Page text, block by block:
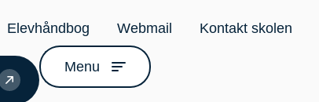
Elevhåndbog Webmail Kontakt skolen
Menu